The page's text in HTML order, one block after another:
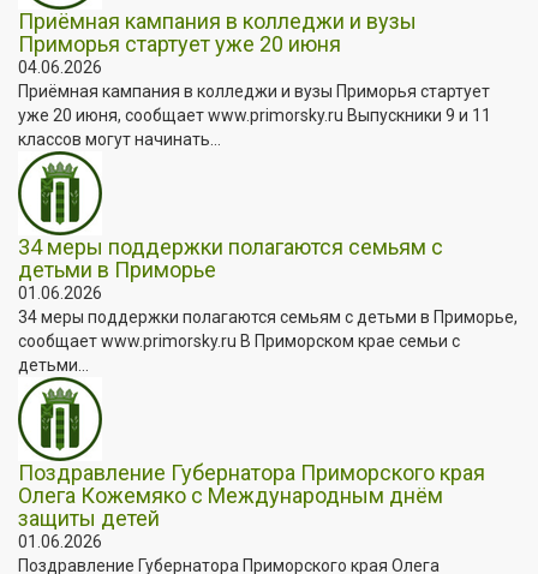
Приёмная кампания в колледжи и вузы
Приморья стартует уже 20 июня
04.06.2026
Приёмная кампания в колледжи и вузы Приморья стартует
уже 20 июня, сообщает www.primorsky.ru Выпускники 9 и 11
классов могут начинать...
34 меры поддержки полагаются семьям с
детьми в Приморье
01.06.2026
34 меры поддержки полагаются семьям с детьми в Приморье,
сообщает www.primorsky.ru В Приморском крае семьи с
детьми...
Поздравление Губернатора Приморского края
Олега Кожемяко с Международным днём
защиты детей
01.06.2026
Поздравление Губернатора Приморского края Олега